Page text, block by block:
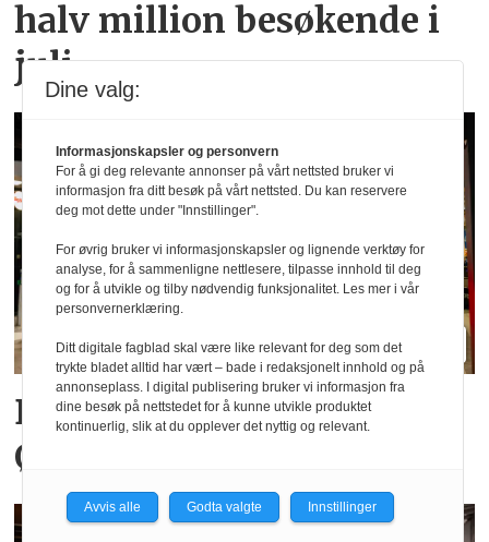
halv million besøkende i
juli
Big Bite vil doble på
Østlandet innen tre år
Dine valg:
Informasjonskapsler og personvern
For å gi deg relevante annonser på vårt nettsted bruker vi
informasjon fra ditt besøk på vårt nettsted. Du kan reservere
deg mot dette under "Innstillinger".
For øvrig bruker vi informasjonskapsler og lignende verktøy for
analyse, for å sammenligne nettlesere, tilpasse innhold til deg
og for å utvikle og tilby nødvendig funksjonalitet. Les mer i vår
personvernerklæring.
Ditt digitale fagblad skal være like relevant for deg som det
trykte bladet alltid har vært – bade i redaksjonelt innhold og på
annonseplass. I digital publisering bruker vi informasjon fra
dine besøk på nettstedet for å kunne utvikle produktet
kontinuerlig, slik at du opplever det nyttig og relevant.
Avvis alle Godta valgte Innstillinger